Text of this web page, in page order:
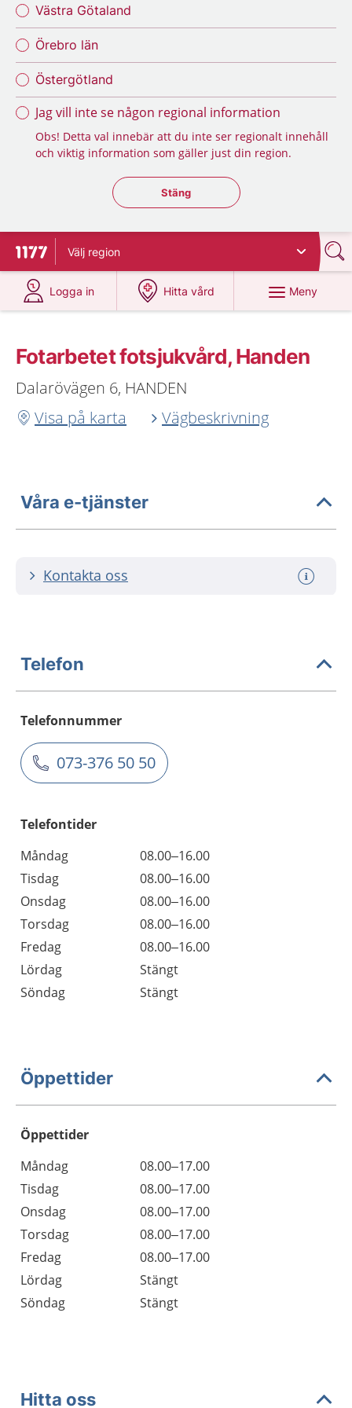
Västra Götaland
Örebro län
Östergötland
Jag vill inte se någon regional information
Obs! Detta val innebär att du inte ser regionalt innehåll
och viktig information som gäller just din region.
Stäng regionsväljaren
Stäng
Till startsidan för 1177
Välj region
Logga in
på 1177.se
Hitta vård
på 1177.se
Meny
Fotarbetet fotsjukvård, Handen
Dalarövägen 6, HANDEN
Visa på karta
Vägbeskrivning
Våra e-tjänster
Kontakta oss
Telefon
Telefonnummer
073-376 50 50
Telefontider
Måndag
08.00–16.00
Tisdag
08.00–16.00
Onsdag
08.00–16.00
Torsdag
08.00–16.00
Fredag
08.00–16.00
Lördag
Stängt
Söndag
Stängt
Öppettider
Öppettider
Dag
Öppettider
Kommentarer
Måndag
08.00–17.00
Tisdag
08.00–17.00
Onsdag
08.00–17.00
Torsdag
08.00–17.00
Fredag
08.00–17.00
Lördag
Stängt
Söndag
Stängt
Hitta oss